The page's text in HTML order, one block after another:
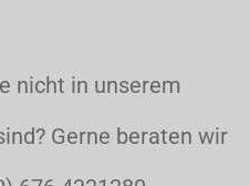
nicht in unserem
Gerne beraten wir